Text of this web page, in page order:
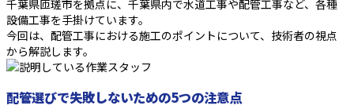
千葉県匝瑳市を拠点に、千葉県内で水道工事や配管工事など、各種
設備工事を手掛けています。
今回は、配管工事における施工のポイントについて、技術者の視点
から解説します。
配管選びで失敗しないための5つの注意点